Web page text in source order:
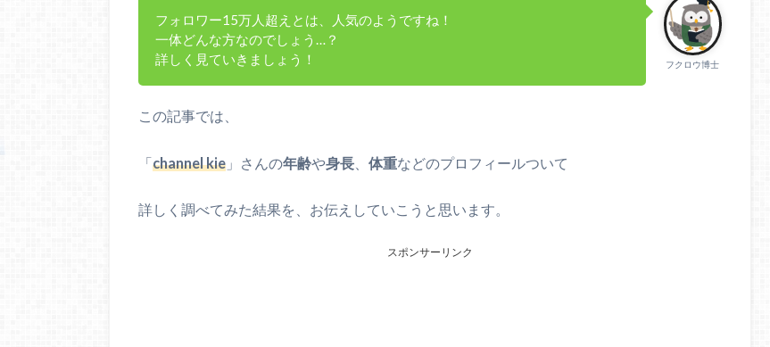
フクロウ博士
フォロワー15万人超えとは、人気のようですね！
一体どんな方なのでしょう…？
詳しく見ていきましょう！
この記事では、
「channel kie 」さんの年齢や身長 体重などのプロフィールついて
詳しく調べてみた結果を、お伝えしていこうと思います。
スポンサーリンク